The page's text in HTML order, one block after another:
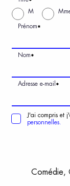
*
M
Prénom*
Nom*
Adresse e-mail *
J'ai compris et
personnelles.
Comédie,